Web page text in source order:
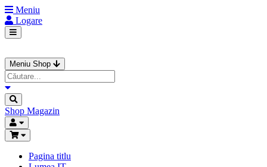
Meniu
Logare
Meniu Shop
Shop Magazin
Pagina titlu